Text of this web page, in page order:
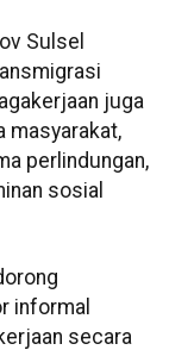
Sulsel
juga
masyarakat,
perlindungan,
sosial
informal
secara